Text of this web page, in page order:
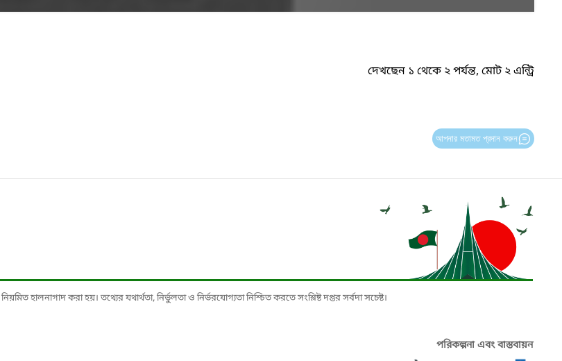
দেখছেন ১ থেকে ২ পর্যন্ত, মোট ২ এন্ট্রি
আপনার মতামত প্রদান করুন
হালনাগাদ করা হয়। তথ্যের যথার্থতা, নির্ভুলতা ও নির্ভরযোগ্যতা নিশ্চিত করতে সংশ্লিষ্ট দপ্তর সর্বদা সচেষ্ট।
পরিকল্পনা এবং বাস্তবায়ন